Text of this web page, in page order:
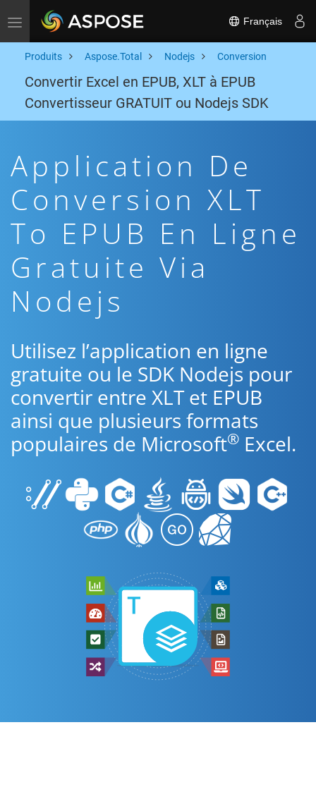
Toggle navigation Français
Produits Aspose.Total Nodejs Conversion
Convertir Excel en EPUB, XLT à EPUB
Convertisseur GRATUIT ou Nodejs SDK
Application De
Conversion XLT
To EPUB En Ligne
Gratuite Via
Nodejs
Utilisez l’application en ligne
gratuite ou le SDK Nodejs pour
convertir entre XLT et EPUB
ainsi que plusieurs formats
populaires de Microsoft® Excel.